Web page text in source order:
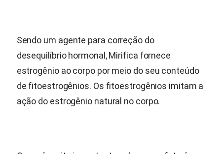
Sendo um agente para correção do
desequilíbrio hormonal, Mirifica fornece
estrogênio ao corpo por meio do seu conteúdo
de fitoestrogênios. Os fitoestrogênios imitam a
ação do estrogênio natural no corpo.